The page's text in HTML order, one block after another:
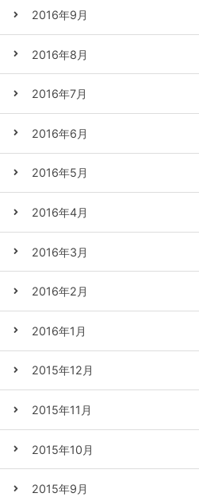
2016年9月
2016年8月
2016年7月
2016年6月
2016年5月
2016年4月
2016年3月
2016年2月
2016年1月
2015年12月
2015年11月
2015年10月
2015年9月